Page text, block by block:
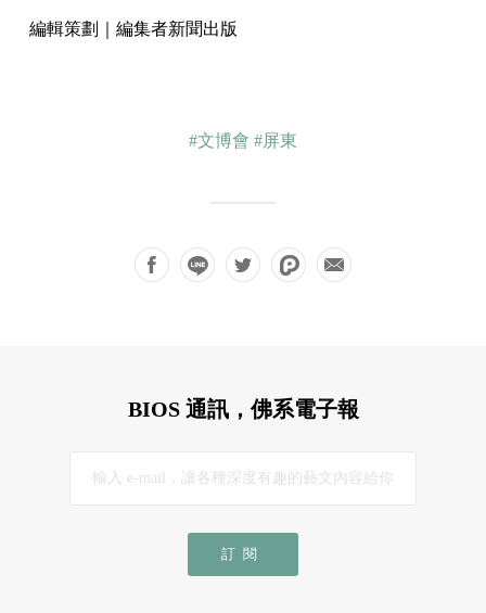
編輯策劃｜編集者新聞出版
#文博會 #屏東
BIOS 通訊，佛系電子報
訂閱